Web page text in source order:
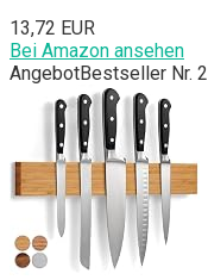
13,72 EUR
Bei Amazon ansehen
AngebotBestseller Nr. 2